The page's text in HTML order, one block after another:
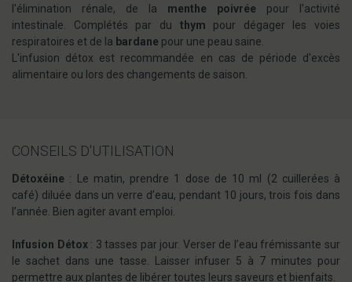
l'élimination rénale, de la menthe poivrée pour l'activité
intestinale. Complétés par du thym pour dégager les voies
respiratoires et de la bardane pour une peau saine.
L'infusion détox est recommandée en cas de période d'excès
alimentaire ou lors des changements de saison.
CONSEILS D'UTILISATION
Détoxéine : Le matin, prendre 1 dose de 10 ml (2 cuillerées à
café) diluée dans un verre d’eau, pendant 10 jours, trois fois dans
l’année. Bien agiter avant emploi.
Infusion Détox : 3 tasses par jour. Verser de l’eau frémissante sur
le sachet dans une tasse. Laisser infuser 5 à 7 minutes pour
permettre aux plantes de libérer toutes leurs saveurs et bienfaits.